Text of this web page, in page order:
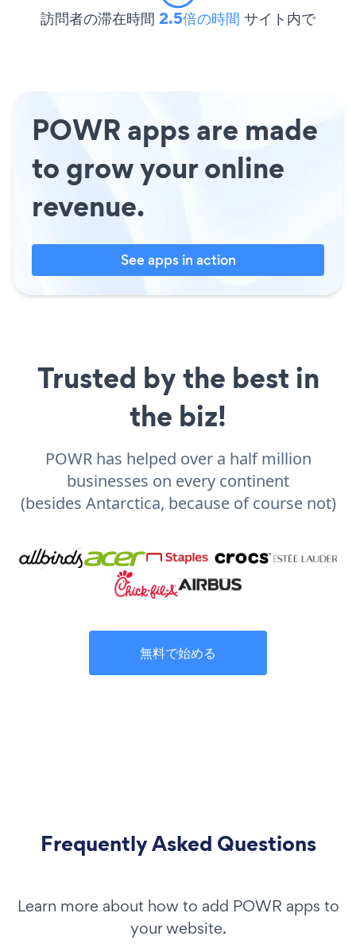
訪問者の滞在時間 2.5倍の時間 サイト内で
POWR apps are made
to grow your online
revenue.
See apps in action
Trusted by the best in
the biz!
POWR has helped over a half million
businesses on every continent
(besides Antarctica, because of course not)
無料で始める
Frequently Asked Questions
Learn more about how to add POWR apps to
your website.